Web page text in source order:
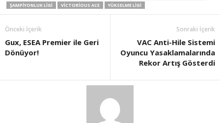
ŞAMPIYONLUK LIGI
VICTORIOUS ACE YÜKSELME LIGI
Önceki İçerik
Gux, ESEA Premier ile Geri
Dönüyor!
Sonraki İçerik
VAC Anti-Hile Sistemi
Oyuncu Yasaklamalarında
Rekor Artış Gösterdi